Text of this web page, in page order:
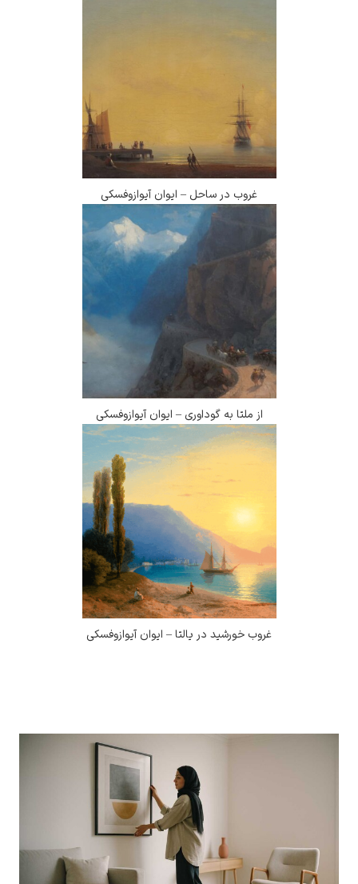
غروب در ساحل – ایوان آیوازوفسکی
از ملتا به گوداوری – ایوان آیوازوفسکی
غروب خورشید در یالتا – ایوان آیوازوفسکی